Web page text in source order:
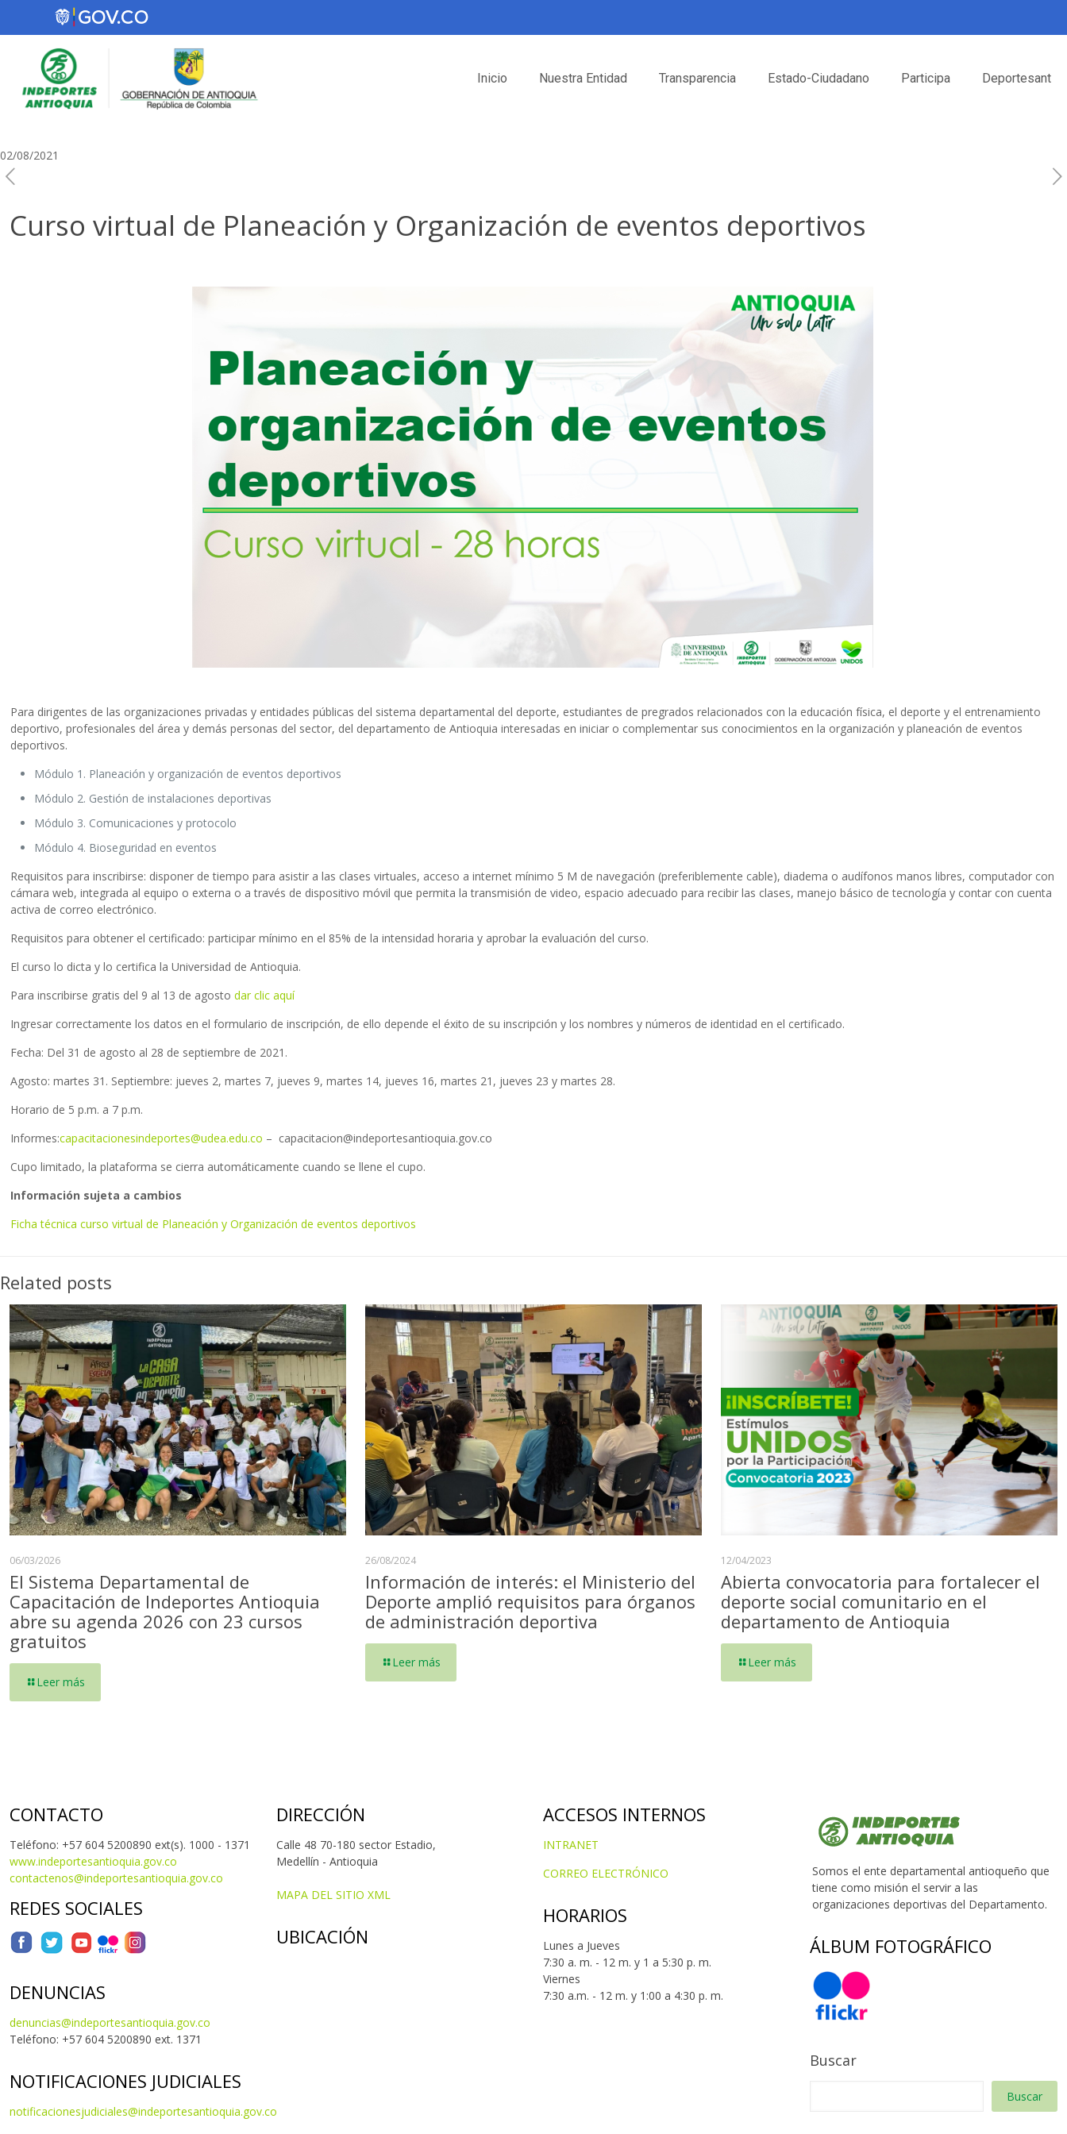
Inicio Nuestra Entidad Transparencia Estado-Ciudadano Participa Deportesant
02/08/2021
Curso virtual de Planeación y Organización de eventos deportivos
Para dirigentes de las organizaciones privadas y entidades públicas del sistema departamental del deporte, estudiantes de pregrados relacionados con la educación física, el deporte y el entrenamiento
deportivo, profesionales del área y demás personas del sector, del departamento de Antioquia interesadas en iniciar o complementar sus conocimientos en la organización y planeación de eventos
deportivos.
Módulo 1. Planeación y organización de eventos deportivos
Módulo 2. Gestión de instalaciones deportivas
Módulo 3. Comunicaciones y protocolo
Módulo 4. Bioseguridad en eventos
Requisitos para inscribirse: disponer de tiempo para asistir a las clases virtuales, acceso a internet mínimo 5 M de navegación (preferiblemente cable), diadema o audífonos manos libres, computador con
cámara web, integrada al equipo o externa o a través de dispositivo móvil que permita la transmisión de video, espacio adecuado para recibir las clases, manejo básico de tecnología y contar con cuenta
activa de correo electrónico.
Requisitos para obtener el certificado: participar mínimo en el 85% de la intensidad horaria y aprobar la evaluación del curso.
El curso lo dicta y lo certifica la Universidad de Antioquia.
Para inscribirse gratis del 9 al 13 de agostodar clic aquí
Ingresar correctamente los datos en el formulario de inscripción, de ello depende el éxito de su inscripción y los nombres y números de identidad en el certificado.
Fecha: Del 31 de agosto al 28 de septiembre de 2021.
Agosto: martes 31. Septiembre: jueves 2, martes 7, jueves 9, martes 14, jueves 16, martes 21, jueves 23 y martes 28.
Horario de 5 p.m. a 7 p.m.
Informes:capacitacionesindeportes@udea.edu.co – capacitacion@indeportesantioquia.gov.co
Cupo limitado, la plataforma se cierra automáticamente cuando se llene el cupo.
Información sujeta a cambios
Ficha técnica curso virtual de Planeación y Organización de eventos deportivos
Related posts
06/03/2026
El Sistema Departamental de
Capacitación de Indeportes Antioquia
abre su agenda 2026 con 23 cursos
gratuitos
Leer más
26/08/2024
Información de interés: el Ministerio del
Deporte amplió requisitos para órganos
de administración deportiva
Leer más
12/04/2023
Abierta convocatoria para fortalecer el
deporte social comunitario en el
departamento de Antioquia
Leer más
CONTACTO
Teléfono: +57 604 5200890 ext(s). 1000 - 1371
www.indeportesantioquia.gov.co
contactenos@indeportesantioquia.gov.co
REDES SOCIALES
DENUNCIAS
denuncias@indeportesantioquia.gov.co
Teléfono: +57 604 5200890 ext. 1371
NOTIFICACIONES JUDICIALES
notificacionesjudiciales@indeportesantioquia.gov.co
DIRECCIÓN
Calle 48 70-180 sector Estadio,
Medellín - Antioquia
MAPA DEL SITIO XML
UBICACIÓN
ACCESOS INTERNOS
INTRANET
CORREO ELECTRÓNICO
HORARIOS
Lunes a Jueves
7:30 a. m. - 12 m. y 1 a 5:30 p. m.
Viernes
7:30 a.m. - 12 m. y 1:00 a 4:30 p. m.
Somos el ente departamental antioqueño que
tiene como misión el servir a las
organizaciones deportivas del Departamento.
ÁLBUM FOTOGRÁFICO
Buscar
Buscar